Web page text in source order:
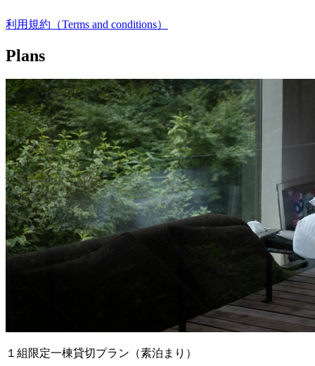
利用規約（Terms and conditions）
Plans
１組限定一棟貸切プラン（素泊まり）